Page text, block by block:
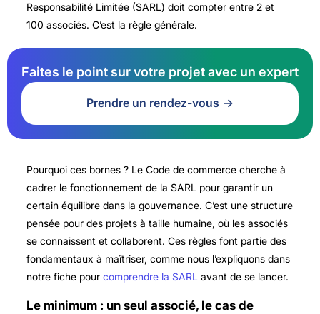
Responsabilité Limitée (SARL) doit compter entre 2 et
100 associés. C’est la règle générale.
Faites le point sur votre projet avec un expert
Prendre un rendez-vous
Pourquoi ces bornes ? Le Code de commerce cherche à
cadrer le fonctionnement de la SARL pour garantir un
certain équilibre dans la gouvernance. C’est une structure
pensée pour des projets à taille humaine, où les associés
se connaissent et collaborent. Ces règles font partie des
fondamentaux à maîtriser, comme nous l’expliquons dans
notre fiche pour comprendre la SARL avant de se lancer.
Le minimum : un seul associé, le cas de